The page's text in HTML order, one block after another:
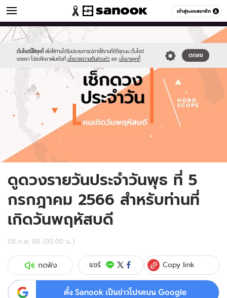
เข้าสู่ระบบสมาชิก
ดูดวง หมวดอื่นๆ
เว็บไซต์นี้ใช้คุกกี้ เพื่อให้ท่านได้รับประสบการณ์การใช้งานที่ดีที่สุดบน เว็บไซต์
ของเรา โปรดศึกษาเพิ่มเติมที่ นโยบายความเป็นส่วนตัว และ นโยบายคุกกี้
ตกลง
Sanook
//s.isanook.com/sr/0/images/logo-
new-
sanook.png
600
60
//s.isanook.com/ho/0/ud/fxd/day/daily-
horoscope-
thursday.jpg
ดูดวงรายวันประจำวันพุธ ที่ 5
กรกฎาคม 2566 สำหรับท่านที่
เกิดวันพฤหัสบดี
05 ก.ค. 66 (00:00 น.)
กดฟัง แชร์ Copy link
ตั้ง Sanook เป็นข่าวโปรดบน Google